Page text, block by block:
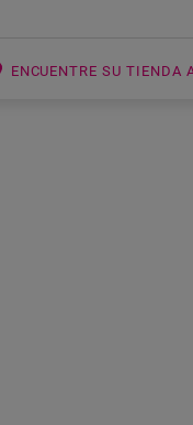
ENCUENTRE SU TIENDA